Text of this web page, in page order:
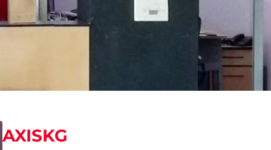
AXISKG